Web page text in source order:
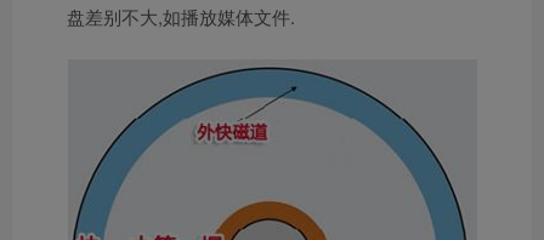
盘差别不大,如播放媒体文件.